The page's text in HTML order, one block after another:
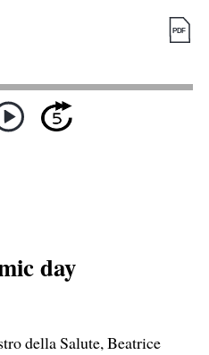
day
della Salute, Beatrice